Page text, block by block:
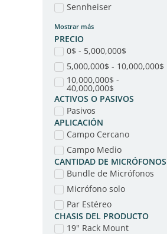
Sennheiser
Mostrar más
PRECIO
0$ - 5,000,000$
5,000,000$ - 10,000,000$
10,000,000$ -
40,000,000$
ACTIVOS O PASIVOS
Pasivos
APLICACIÓN
Campo Cercano
Campo Medio
CANTIDAD DE MICRÓFONOS
Bundle de Micrófonos
Micrófono solo
Par Estéreo
CHASIS DEL PRODUCTO
19" Rack Mount